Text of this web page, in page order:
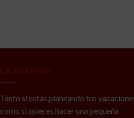
Tanto si estás planeando tus
como si quieres hacer una pequeña